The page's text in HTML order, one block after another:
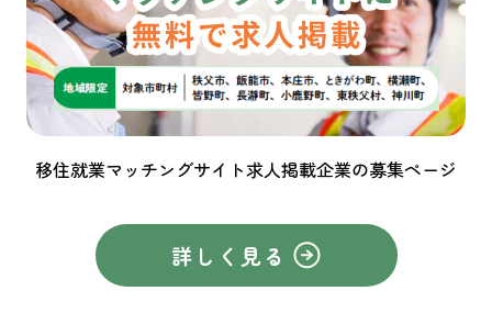
移住就業マッチングサイト求人掲載企業の募集ページ
詳しく見る